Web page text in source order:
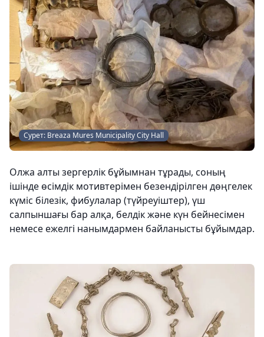
Сурет: Breaza Mures Municipality City Hall
Олжа алты зергерлік бұйымнан тұрады, соның
ішінде өсімдік мотивтерімен безендірілген дөңгелек
күміс білезік, фибулалар (түйреуіштер), үш
салпыншағы бар алқа, белдік және күн бейнесімен
немесе ежелгі нанымдармен байланысты бұйымдар.